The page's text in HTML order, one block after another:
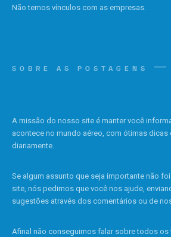
Não temos vínculos com as empresas.
SOBRE AS POSTAGENS
A missão do nosso site é manter você
acontece no mundo aéreo, com ótimas dicas
diariamente.
Se algum assunto que seja importante não
site, nós pedimos que você nos ajude,
sugestões através dos comentários ou de
Afinal não conseguimos falar sobre todos os